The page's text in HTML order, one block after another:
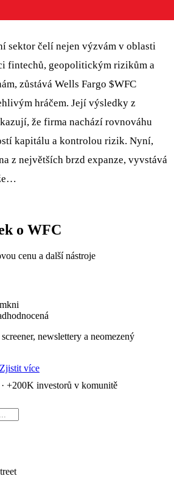
sektor čelí nejen výzvám v oblasti
fintechů, geopolitickým rizikům a
zůstává Wells Fargo $WFC
hráčem. Její výsledky z
že firma nachází rovnováhu
kapitálu a kontrolou rizik. Nyní,
z největších brzd expanze, vyvstává
o WFC
cenu a další nástroje
newslettery a neomezený
Zjistit více
· +200K investorů v komunitě